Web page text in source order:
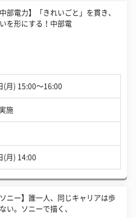
中部電力】「きれいごと」を貫き、
を形にする！中部電
(月) 15:00〜16:00
施
(月) 14:00
ソニー】誰一人、同じキャリアは歩
い。ソニーで描く、